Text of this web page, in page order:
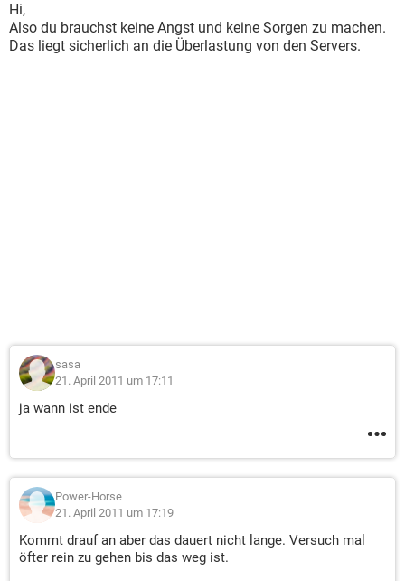
Hi,
Also du brauchst keine Angst und keine Sorgen zu machen.
Das liegt sicherlich an die Überlastung von den Servers.
sasa
21. April 2011 um 17:11
ja wann ist ende
Power-Horse
21. April 2011 um 17:19
Kommt drauf an aber das dauert nicht lange. Versuch mal
öfter rein zu gehen bis das weg ist.